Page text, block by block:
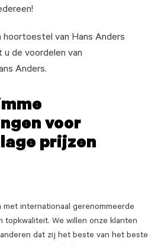
hoortoestel van Hans Anders
u de voordelen van
Anders.
voor
prijzen
internationaal gerenommeerde
topkwaliteit. We willen onze klanten
dat zij het beste van het beste